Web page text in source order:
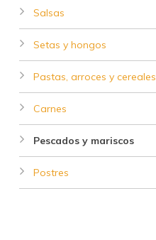
Salsas
Setas y hongos
Pastas, arroces y cereales
Carnes
Pescados y mariscos
Postres